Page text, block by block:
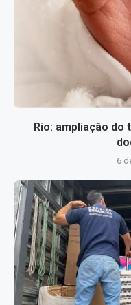
Rio: ampliação do
6